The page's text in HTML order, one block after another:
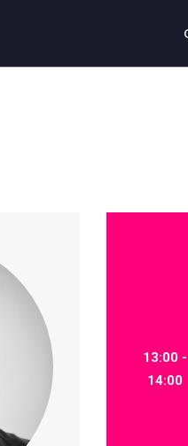
13:00 -
14:00